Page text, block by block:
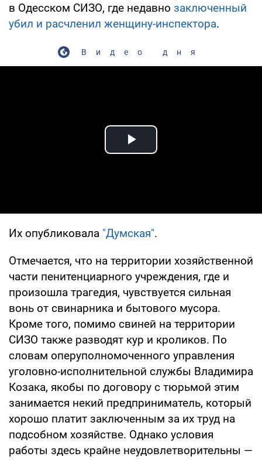
в Одесском СИЗО, где недавно заключенный
убил и расчленил женщину-инспектора.
Видео дня
Play Video
Их опубликовала "Думская".
Отмечается, что на территории хозяйственной
части пенитенциарного учреждения, где и
произошла трагедия, чувствуется сильная
вонь от свинарника и бытового мусора.
Кроме того, помимо свиней на территории
СИЗО также разводят кур и кроликов. По
словам оперуполномоченного управления
уголовно-исполнительной службы Владимира
Козака, якобы по договору с тюрьмой этим
занимается некий предприниматель, который
хорошо платит заключенным за их труд на
подсобном хозяйстве. Однако условия
работы здесь крайне неудовлетворительны —